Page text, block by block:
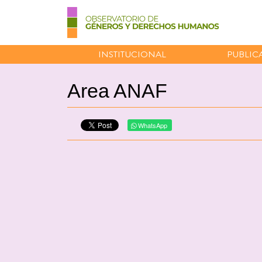
INSTITUCIONAL
Area ANAF
WhatsApp